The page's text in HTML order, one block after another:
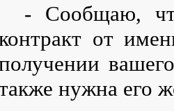
- Сообщаю,
от
нужна его